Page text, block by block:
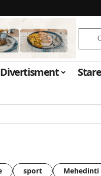
Divertisment
sport Mehedinti